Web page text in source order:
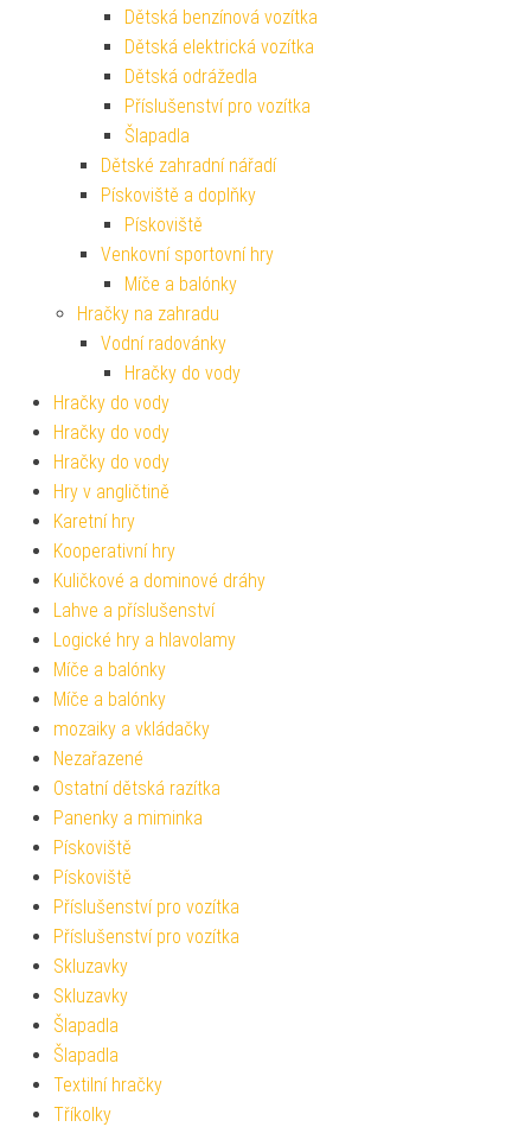
Dětská benzínová vozítka
Dětská elektrická vozítka
Dětská odrážedla
Příslušenství pro vozítka
Šlapadla
Dětské zahradní nářadí
Pískoviště a doplňky
Pískoviště
Venkovní sportovní hry
Míče a balónky
Hračky na zahradu
Vodní radovánky
Hračky do vody
Hračky do vody
Hračky do vody
Hračky do vody
Hry v angličtině
Karetní hry
Kooperativní hry
Kuličkové a dominové dráhy
Lahve a příslušenství
Logické hry a hlavolamy
Míče a balónky
Míče a balónky
mozaiky a vkládačky
Nezařazené
Ostatní dětská razítka
Panenky a miminka
Pískoviště
Pískoviště
Příslušenství pro vozítka
Příslušenství pro vozítka
Skluzavky
Skluzavky
Šlapadla
Šlapadla
Textilní hračky
Tříkolky